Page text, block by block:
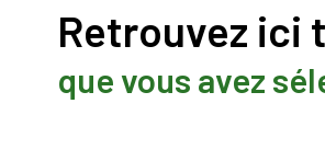
contact
Retrouvez ici
que vous avez